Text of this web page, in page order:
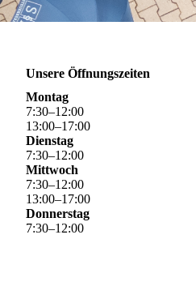
Unsere Öffnungszeiten
Montag
7:30–12:00
13:00–17:00
Dienstag
7:30–12:00
Mittwoch
7:30–12:00
13:00–17:00
Donnerstag
7:30–12:00